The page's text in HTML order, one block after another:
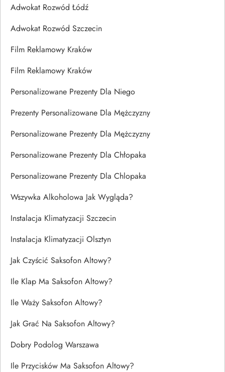
Adwokat Rozwód Łódź
Adwokat Rozwód Szczecin
Film Reklamowy Kraków
Film Reklamowy Kraków
Personalizowane Prezenty Dla Niego
Prezenty Personalizowane Dla Mężczyzny
Personalizowane Prezenty Dla Mężczyzny
Personalizowane Prezenty Dla Chłopaka
Personalizowane Prezenty Dla Chlopaka
Wszywka Alkoholowa Jak Wygląda?
Instalacja Klimatyzacji Szczecin
Instalacja Klimatyzacji Olsztyn
Jak Czyścić Saksofon Altowy?
Ile Klap Ma Saksofon Altowy?
Ile Waży Saksofon Altowy?
Jak Grać Na Saksofon Altowy?
Dobry Podolog Warszawa
Ile Przycisków Ma Saksofon Altowy?